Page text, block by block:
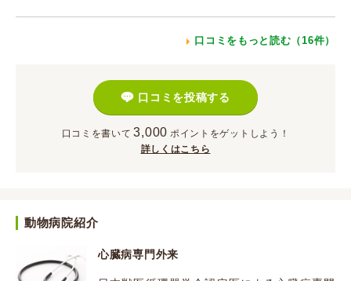
口コミをもっと読む（16件）
口コミを投稿する
口コミを書いて 3,000 ポイント をゲットしよう！
詳しくはこちら
動物病院紹介
心臓病専門外来